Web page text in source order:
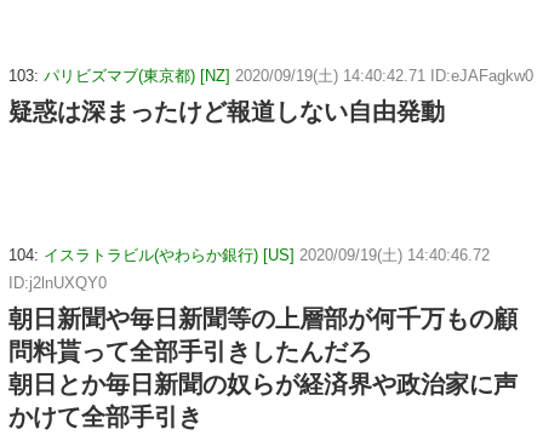
103: パリビズマブ(東京都) [NZ] 2020/09/19(土) 14:40:42.71 ID:eJAFagkw0
疑惑は深まったけど報道しない自由発動
104: イスラトラビル(やわらか銀行) [US] 2020/09/19(土) 14:40:46.72
ID:j2lnUXQY0
朝日新聞や毎日新聞等の上層部が何千万もの顧
問料貰って全部手引きしたんだろ
朝日とか毎日新聞の奴らが経済界や政治家に声
かけて全部手引き